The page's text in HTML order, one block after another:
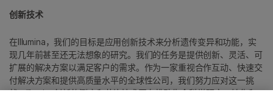
创新技术
在Illumina，我们的目标是应用创新技术来分析遗传变异和功能，实
现几年前甚至还无法想象的研究。我们的任务是提供创新、灵活、可
扩展的解决方案以满足客户的需求。作为一家重视合作互动、快速交
付解决方案和提供高质量水平的全球性公司，我们努力应对这一挑
战。Illumina创新的测序和芯片技术正在推动生命科学研究、转化和